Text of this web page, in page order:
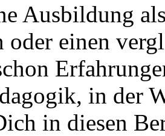
Ausbildung
oder einen
in der
in diesen